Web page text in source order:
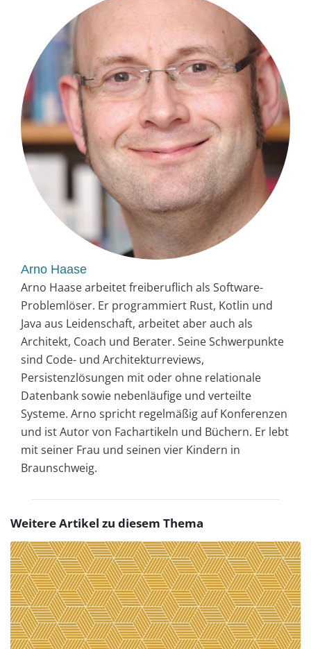
Arno Haase
Arno Haase arbeitet freiberuflich als Software-
Problemlöser. Er programmiert Rust, Kotlin und
Java aus Leidenschaft, arbeitet aber auch als
Architekt, Coach und Berater. Seine Schwerpunkte
sind Code- und Architekturreviews,
Persistenzlösungen mit oder ohne relationale
Datenbank sowie nebenläufige und verteilte
Systeme. Arno spricht regelmäßig auf Konferenzen
und ist Autor von Fachartikeln und Büchern. Er lebt
mit seiner Frau und seinen vier Kindern in
Braunschweig.
Weitere Artikel zu diesem Thema